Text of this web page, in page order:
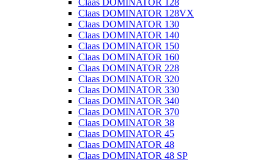
Claas DOMINATOR 128
Claas DOMINATOR 128VX
Claas DOMINATOR 130
Claas DOMINATOR 140
Claas DOMINATOR 150
Claas DOMINATOR 160
Claas DOMINATOR 228
Claas DOMINATOR 320
Claas DOMINATOR 330
Claas DOMINATOR 340
Claas DOMINATOR 370
Claas DOMINATOR 38
Claas DOMINATOR 45
Claas DOMINATOR 48
Claas DOMINATOR 48 SP